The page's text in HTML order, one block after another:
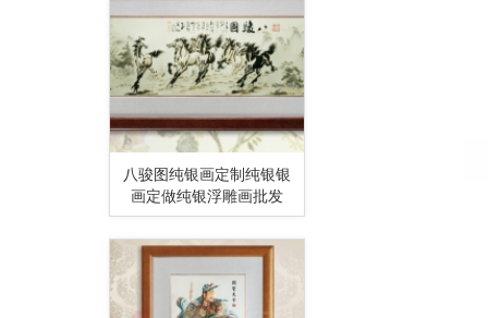
八骏图纯银画定制纯银银
画定做纯银浮雕画批发